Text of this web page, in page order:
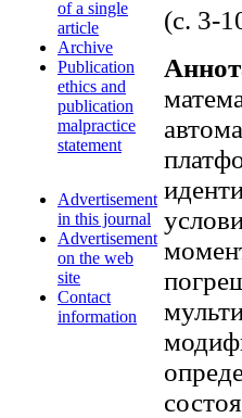
of a single
article
Archive
Publication
ethics and
publication
malpractice
statement
Advertisement
in this journal
Advertisement
on the web
site
Contact
information
(c. 3-